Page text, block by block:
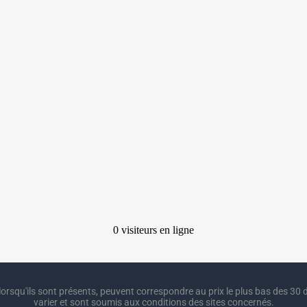
sont présents, peuvent correspondre au prix le plus bas des
varier et sont soumis aux conditions des sites concernés.